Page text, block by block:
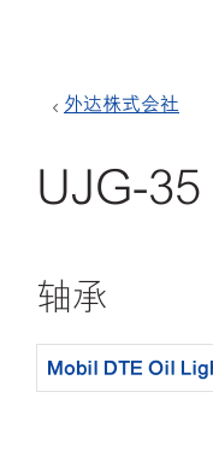
外达株式会社
UJG-35
轴承
Mobil DTE Oil